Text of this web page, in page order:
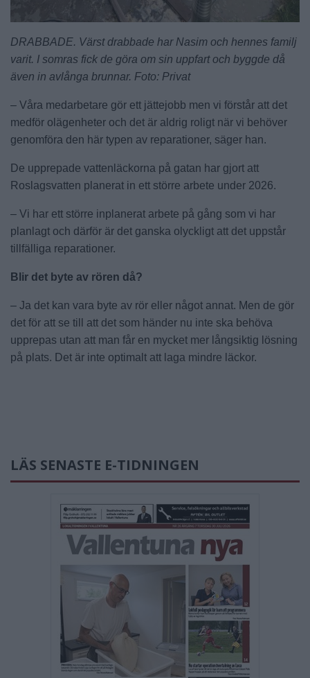
DRABBADE. Värst drabbade har Nasim och hennes familj
varit. I somras fick de göra om sin uppfart och byggde då
även in avlånga brunnar. Foto: Privat
– Våra medarbetare gör ett jättejobb men vi förstår att det
medför olägenheter och det är aldrig roligt när vi behöver
genomföra den här typen av reparationer, säger han.
De upprepade vattenläckorna på gatan har gjort att
Roslagsvatten planerat in ett större arbete under 2026.
– Vi har ett större inplanerat arbete på gång som vi har
planlagt och därför är det ganska olyckligt att det uppstår
tillfälliga reparationer.
Blir det byte av rören då?
– Ja det kan vara byte av rör eller något annat. Men de gör
det för att se till att det som händer nu inte ska behöva
upprepas utan att man får en mycket mer långsiktig lösning
på plats. Det är inte optimalt att laga mindre läckor.
LÄS SENASTE E-TIDNINGEN